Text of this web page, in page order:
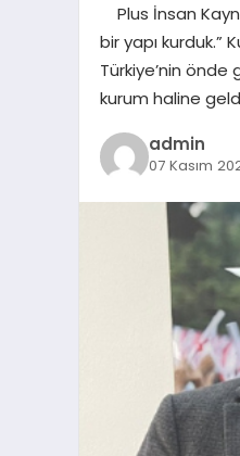
Plus İnsan
bir yapı kurduk.”
Türkiye’nin
kurum haline
admin
07 Kasım